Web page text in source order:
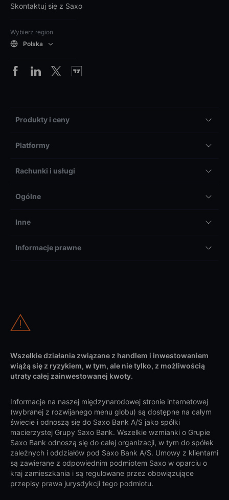
Skontaktuj się z Saxo
Wybierz region
Polska
Produkty i ceny
Platformy
Rachunki i usługi
Ogólne
Inne
Informacje prawne
Wszelkie działania związane z handlem i inwestowaniem
wiążą się z ryzykiem, w tym, ale nie tylko, z możliwością
utraty całej zainwestowanej kwoty.
Informacje na naszej międzynarodowej stronie internetowej
(wybranej z rozwijanego menu globu) są dostępne na całym
świecie i odnoszą się do Saxo Bank A/S jako spółki
macierzystej Grupy Saxo Bank. Wszelkie wzmianki o Grupie
Saxo Bank odnoszą się do całej organizacji, w tym do spółek
zależnych i oddziałów pod Saxo Bank A/S. Umowy z klientami
są zawierane z odpowiednim podmiotem Saxo w oparciu o
kraj zamieszkania i są regulowane przez obowiązujące
przepisy prawa jurysdykcji tego podmiotu.